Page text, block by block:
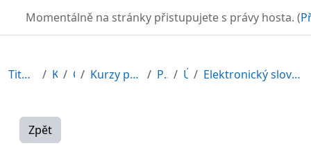
TURBO
Momentálně na stránky přistupujete s právy hosta. (
Titulní stránka Kurzy CDV Kurzy připravené v rámci ESF POR12_1 Úvod Elektronický slovník psychologických a pedagogický...
Zpět